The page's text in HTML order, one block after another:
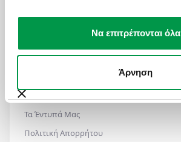
Να επιτρέπονται όλα
Άρνηση
Πολιτική Ποιότητας
Πληρωμές - Δωροεπιταγές
Επικοινωνία
Manessis Travel Protection
Τα Έντυπά Μας
Πολιτική Απορρήτου